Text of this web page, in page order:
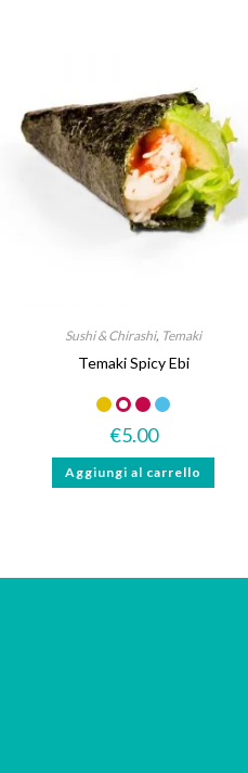
Sushi & Chirashi, Temaki
Temaki Spicy Ebi
€5.00
Aggiungi al carrello
Gluten Free